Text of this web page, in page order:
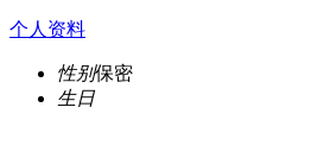
个人资料
性别保密
生日